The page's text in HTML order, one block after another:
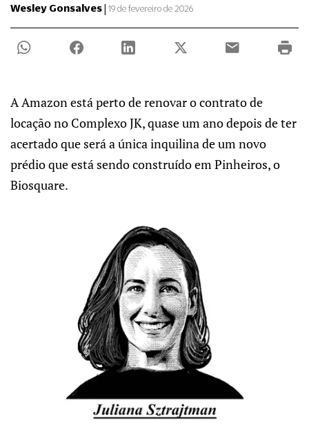
Wesley Gonsalves| 19 de fevereiro de 2026
A Amazon está perto de renovar o contrato de
locação no Complexo JK, quase um ano depois de ter
acertado que será a única inquilina de um novo
prédio que está sendo construído em Pinheiros, o
Biosquare.